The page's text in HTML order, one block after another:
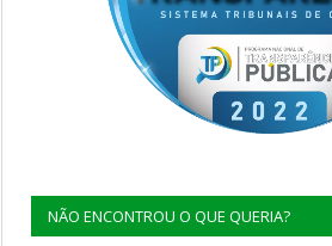
NÃO ENCONTROU O QUE QUERIA?